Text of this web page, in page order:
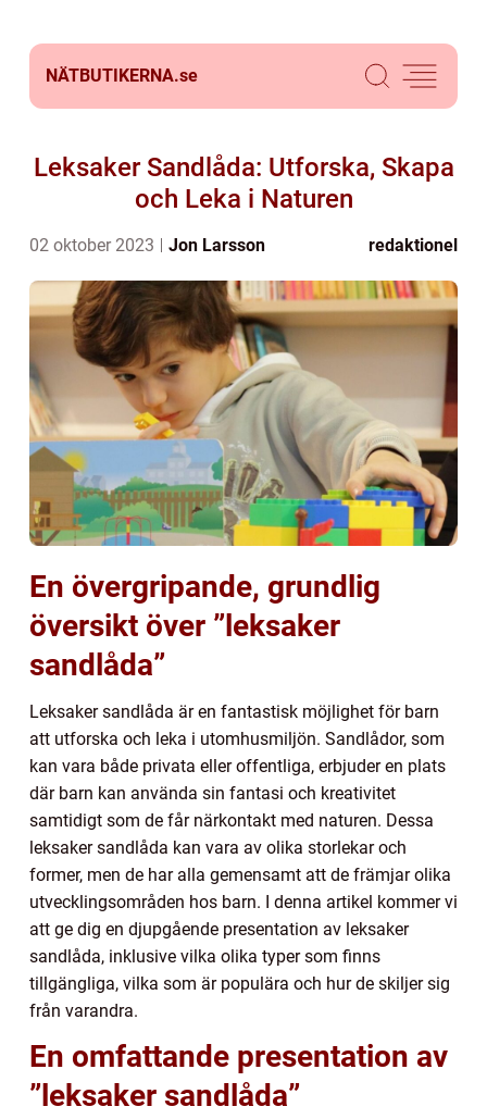
NÄTBUTIKERNA.se
Leksaker Sandlåda: Utforska, Skapa
och Leka i Naturen
02 oktober 2023 Jon Larsson redaktionel
En övergripande, grundlig
översikt över ”leksaker
sandlåda”
Leksaker sandlåda är en fantastisk möjlighet för barn
att utforska och leka i utomhusmiljön. Sandlådor, som
kan vara både privata eller offentliga, erbjuder en plats
där barn kan använda sin fantasi och kreativitet
samtidigt som de får närkontakt med naturen. Dessa
leksaker sandlåda kan vara av olika storlekar och
former, men de har alla gemensamt att de främjar olika
utvecklingsområden hos barn. I denna artikel kommer vi
att ge dig en djupgående presentation av leksaker
sandlåda, inklusive vilka olika typer som finns
tillgängliga, vilka som är populära och hur de skiljer sig
från varandra.
En omfattande presentation av
”leksaker sandlåda”